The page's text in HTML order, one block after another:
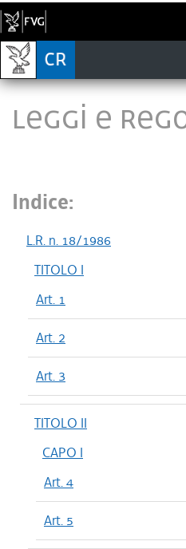
LEGGI E
Indice:
L.R. n. 18/1986
TITOLO I
Art. 1
Art. 2
Art. 3
TITOLO II
CAPO I
Art. 4
Art. 5